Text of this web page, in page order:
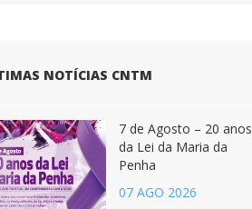
NOTÍCIAS CNTM
7 de Agosto – 20 anos
da Lei da Maria da
Penha
07 AGO 2026